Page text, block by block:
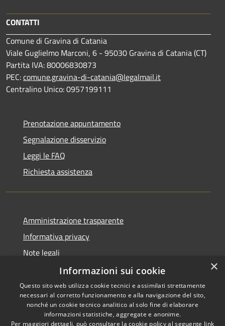
CONTATTI
Comune di Gravina di Catania
Viale Guglielmo Marconi, 6 - 95030 Gravina di Catania (CT)
Partita IVA: 80006830873
PEC:comune.gravina-di-catania@legalmail.it
Centralino Unico: 0957199111
Prenotazione appuntamento
Segnalazione disservizio
Leggi le FAQ
Richiesta assistenza
Amministrazione trasparente
Informativa privacy
Note legali
Dichiarazione di accessibilità
RSS
Copyright © 2026 • Comune di
×
Informazioni sui cookie
Questo sito web utilizza cookie tecnici e assimilati strettamente
necessari al corretto funzionamento e alla navigazione del sito,
nonché un cookie tecnico analitico al solo fine di elaborare
informazioni statistiche, aggregate e anonime.
Per maggiori dettagli, può consultare la cookie policy al seguente link